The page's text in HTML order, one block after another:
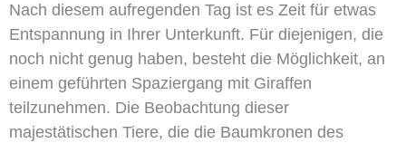
Nach diesem aufregenden Tag ist es Zeit für etwas
Entspannung in Ihrer Unterkunft. Für diejenigen, die
noch nicht genug haben, besteht die Möglichkeit, an
einem geführten Spaziergang mit Giraffen
teilzunehmen. Die Beobachtung dieser
majestätischen Tiere, die die Baumkronen des